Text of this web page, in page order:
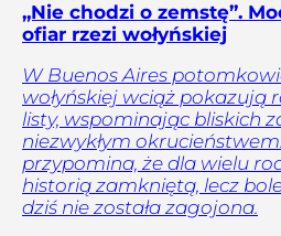
„Nie chodzi o zemstę”.
ofiar rzezi wołyńskiej
W Buenos Aires
wołyńskiej wciąż pokazują
listy, wspominając bliskich
niezwykłym
przypomina, że dla wielu
historią zamkniętą, lecz
dziś nie została zagojona.